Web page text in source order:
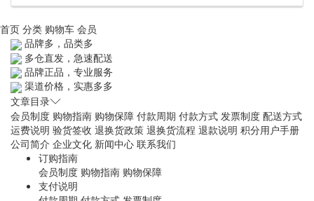
首页 分类 购物车 会员
品牌多，品类多
多仓直发，急速配送
品牌正品，专业服务
渠道价格，实惠多多
文章目录
会员制度 购物指南 购物保障 付款周期 付款方式 发票制度 配送方式
运费说明 验货签收 退换货政策 退换货流程 退款说明 积分用户手册
公司简介 企业文化 新闻中心 联系我们
订购指南
会员制度 购物指南 购物保障
支付说明